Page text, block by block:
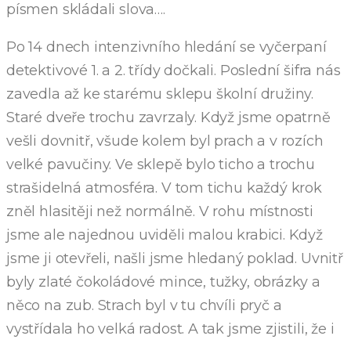
písmen skládali slova….
Po 14 dnech intenzivního hledání se vyčerpaní
detektivové 1. a 2. třídy dočkali. Poslední šifra nás
zavedla až ke starému sklepu školní družiny.
Staré dveře trochu zavrzaly. Když jsme opatrně
vešli dovnitř, všude kolem byl prach a v rozích
velké pavučiny. Ve sklepě bylo ticho a trochu
strašidelná atmosféra. V tom tichu každý krok
zněl hlasitěji než normálně. V rohu místnosti
jsme ale najednou uviděli malou krabici. Když
jsme ji otevřeli, našli jsme hledaný poklad. Uvnitř
byly zlaté čokoládové mince, tužky, obrázky a
něco na zub. Strach byl v tu chvíli pryč a
vystřídala ho velká radost. A tak jsme zjistili, že i